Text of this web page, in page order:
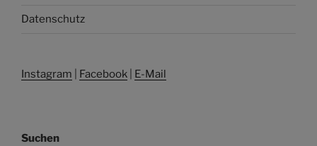
Datenschutz
Instagram Facebook E-Mail
Suchen